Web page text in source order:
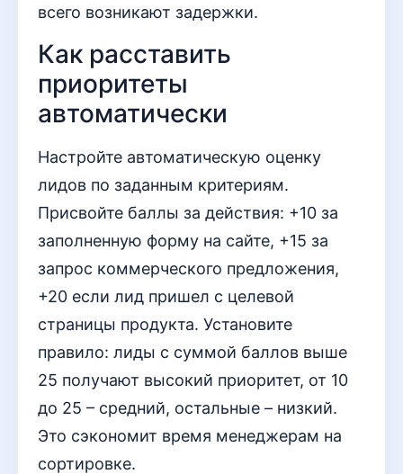
всего возникают задержки.
Как расставить
приоритеты
автоматически
Настройте автоматическую оценку
лидов по заданным критериям.
Присвойте баллы за действия: +10 за
заполненную форму на сайте, +15 за
запрос коммерческого предложения,
+20 если лид пришел с целевой
страницы продукта. Установите
правило: лиды с суммой баллов выше
25 получают высокий приоритет, от 10
до 25 – средний, остальные – низкий.
Это сэкономит время менеджерам на
сортировке.